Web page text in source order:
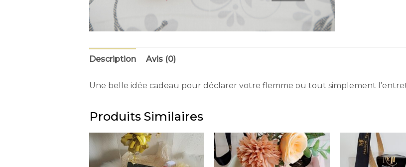
Description Avis (0)
Une belle idée cadeau pour déclarer votre flemme ou tout simplement
Produits Similaires